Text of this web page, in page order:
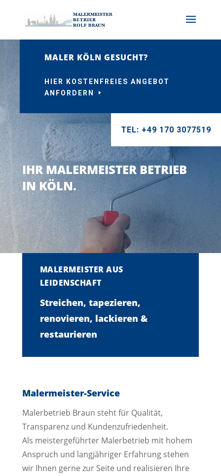
MALER KÖLN GESUCHT?
HIER KOSTENFREIES ANGEBOT
ANFORDERN
TEL: +49 170 3077519
IHR MALERMEISTER BETRIEB
IN KÖLN.
MALERMEISTER AUS
LEIDENSCHAFT
Streichen, tapezieren,
renovieren, lackieren &
restaurieren
Malermeister-Service
Malerbetrieb Braun steht für Qualität,
Transparenz und Kundenzufriedenheit.
Als meistergeführter Malerbetrieb mit hohem
Anspruch und langjähriger Erfahrung stehen
wir Ihnen gerne zur Seite und realisieren Ihre